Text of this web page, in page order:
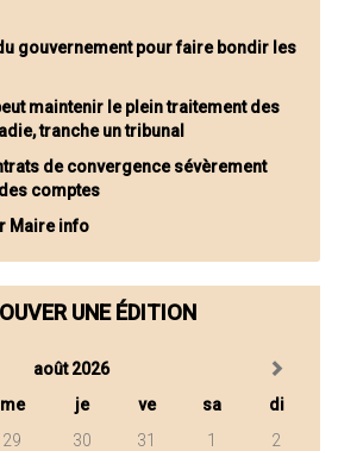
gouvernement pour faire bondir les
maintenir le plein traitement des
tranche un tribunal
de convergence sévèrement
comptes
Maire info
UNE ÉDITION
août 2026
me je ve sa
di
29 30 31 1
2